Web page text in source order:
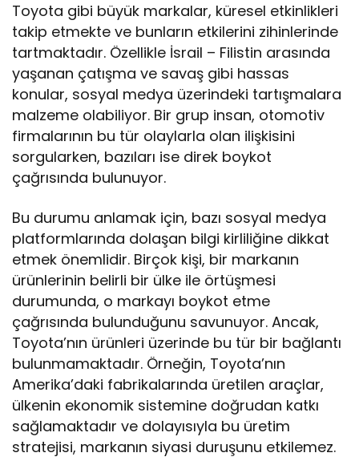
Toyota gibi büyük markalar, küresel etkinlikleri
takip etmekte ve bunların etkilerini zihinlerinde
tartmaktadır. Özellikle İsrail – Filistin arasında
yaşanan çatışma ve savaş gibi hassas
konular, sosyal medya üzerindeki tartışmalara
malzeme olabiliyor. Bir grup insan, otomotiv
firmalarının bu tür olaylarla olan ilişkisini
sorgularken, bazıları ise direk boykot
çağrısında bulunuyor.
Bu durumu anlamak için, bazı sosyal medya
platformlarında dolaşan bilgi kirliliğine dikkat
etmek önemlidir. Birçok kişi, bir markanın
ürünlerinin belirli bir ülke ile örtüşmesi
durumunda, o markayı boykot etme
çağrısında bulunduğunu savunuyor. Ancak,
Toyota’nın ürünleri üzerinde bu tür bir bağlantı
bulunmamaktadır. Örneğin, Toyota’nın
Amerika’daki fabrikalarında üretilen araçlar,
ülkenin ekonomik sistemine doğrudan katkı
sağlamaktadır ve dolayısıyla bu üretim
stratejisi, markanın siyasi duruşunu etkilemez.